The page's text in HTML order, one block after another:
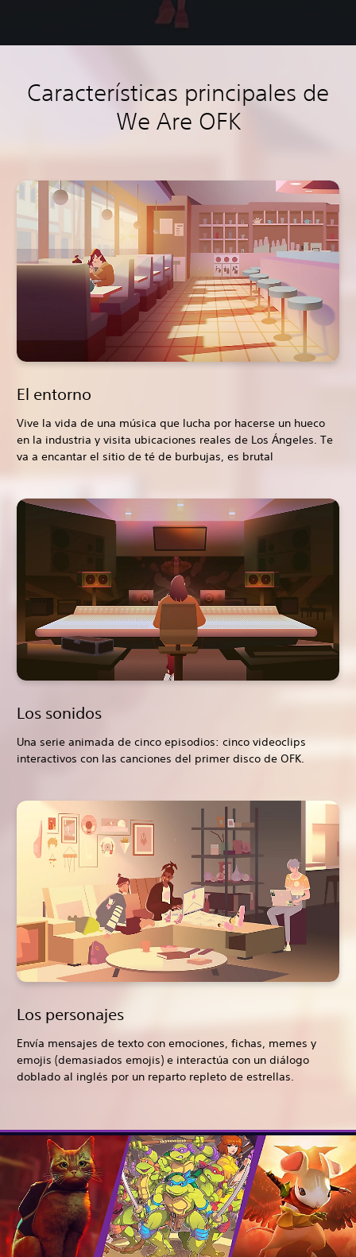
Características principales de
We Are OFK
El entorno
Vive la vida de una música que lucha por hacerse un hueco
en la industria y visita ubicaciones reales de Los Ángeles. Te
va a encantar el sitio de té de burbujas, es brutal
Los sonidos
Una serie animada de cinco episodios: cinco videoclips
interactivos con las canciones del primer disco de OFK.
Los personajes
Envía mensajes de texto con emociones, fichas, memes y
emojis (demasiados emojis) e interactúa con un diálogo
doblado al inglés por un reparto repleto de estrellas.